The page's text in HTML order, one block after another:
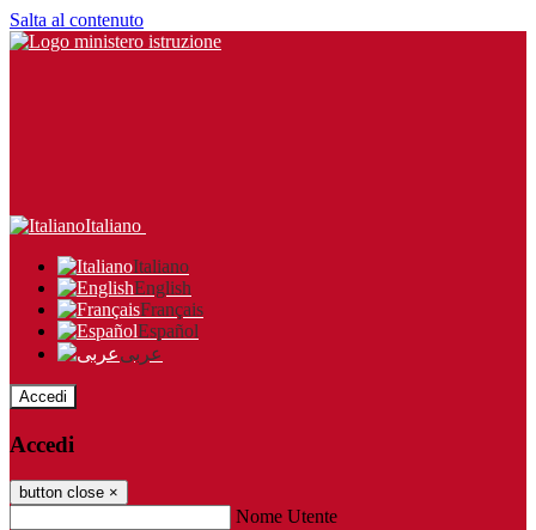
Salta al contenuto
Italiano
Italiano
English
Français
Español
عربى
Accedi
Accedi
button close ×
Nome Utente